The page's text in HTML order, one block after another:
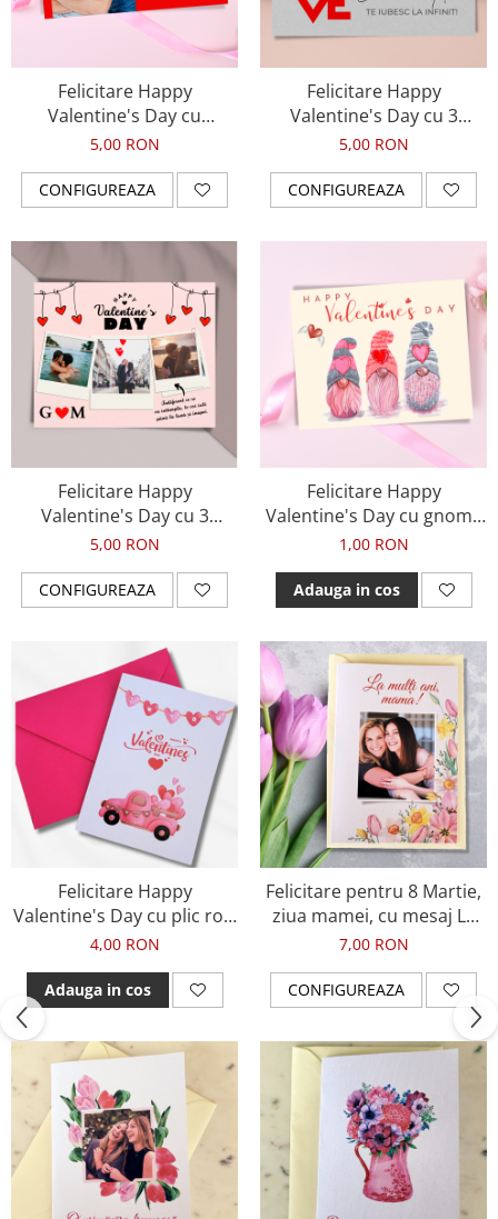
Felicitare Happy
Valentine's Day cu
fotografie si mesaj de
indragostitilor
5,00 RON
CONFIGUREAZA
Felicitare Happy
Valentine's Day cu 3
fotografii si mesaj de
indragostitilor
5,00 RON
CONFIGUREAZA
Felicitare Happy
Valentine's Day cu 3
fotografii, initiale si mesaj
indragostitilor
5,00 RON
CONFIGUREAZA
Felicitare Happy
Valentine's Day cu gnomi,
pentru ziua indragostitilor
1,00 RON
Adauga in cos
Felicitare Happy
Valentine's Day cu plic roz,
pentru ziua indragostitilor
4,00 RON
Adauga in cos
Felicitare pentru 8 Martie,
ziua mamei, cu mesaj La
multi ani si fotografie
7,00 RON
CONFIGUREAZA